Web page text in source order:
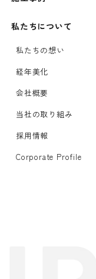
私たちについて
私たちの想い
経年美化
会社概要
当社の取り組み
採用情報
Corporate Profile